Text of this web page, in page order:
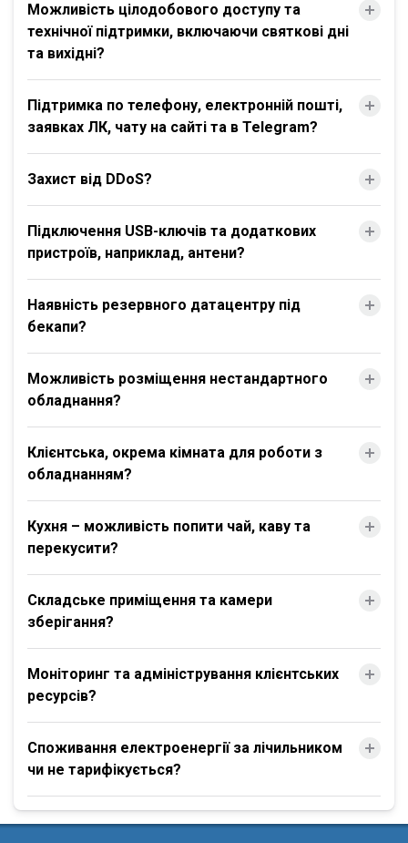
Можливість цілодобового доступу та
технічної підтримки, включаючи святкові дні
та вихідні?
Підтримка по телефону, електронній пошті,
заявках ЛК, чату на сайті та в Telegram?
Захист від DDoS?
Підключення USB-ключів та додаткових
пристроїв, наприклад, антени?
Наявність резервного датацентру під
бекапи?
Можливість розміщення нестандартного
обладнання?
Клієнтська, окрема кімната для роботи з
обладнанням?
Кухня – можливість попити чай, каву та
перекусити?
Складське приміщення та камери
зберігання?
Моніторинг та адміністрування клієнтських
ресурсів?
Споживання електроенергії за лічильником
чи не тарифікується?